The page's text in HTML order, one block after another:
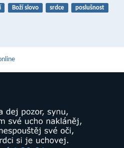
Boží slovo srdce poslušnost